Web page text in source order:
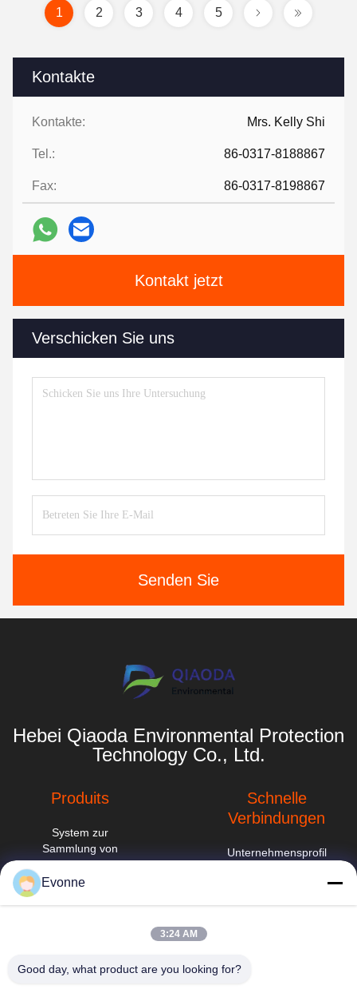
Kontakte
Kontakte: Mrs. Kelly Shi
Tel.: 86-0317-8188867
Fax: 86-0317-8198867
Kontakt jetzt
Verschicken Sie uns
Senden Sie
1 2 3 4 5
Hebei Qiaoda Environmental Protection
Technology Co., Ltd.
Produits
System zur
Sammlung von
Staub aus der
Holzbearbeitung
Schweißensdampfauszieher
86-0317-
Schnelle
Verbindungen
Unternehmensprofil
Evonne
3:24 AM
Good day, what product are you looking for?